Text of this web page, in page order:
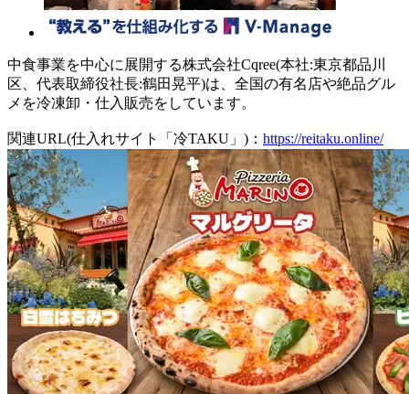
中食事業を中心に展開する株式会社Cqree(本社:東京都品川
区、代表取締役社長:鶴田晃平)は、全国の有名店や絶品グル
メを冷凍卸・仕入販売をしています。
関連URL(仕入れサイト「冷TAKU」)： https://reitaku.online/